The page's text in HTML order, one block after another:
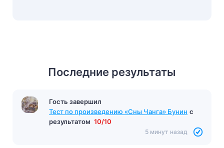
Последние результаты
Гость завершил
Тест по произведению «Сны Чанга» Бунин с
результатом 10/10
5 минут назад